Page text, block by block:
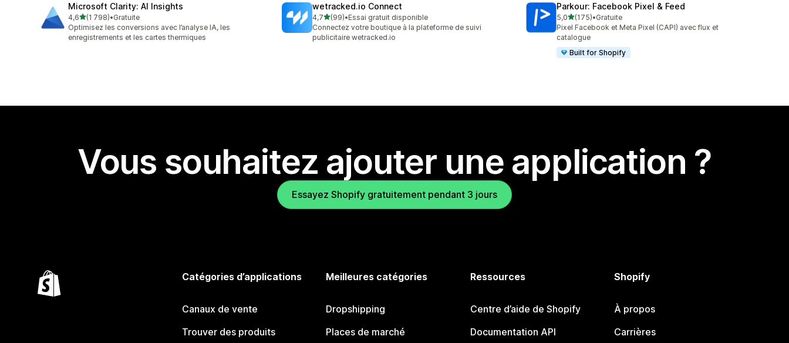
Microsoft Clarity: AI Insights
4,6étoile(s) sur 5
(1 798)
1798 avis au total
•Gratuite
Optimisez les conversions avec l’analyse IA, les
enregistrements et les cartes thermiques
wetracked.io Connect
4,7étoile(s) sur 5
(99)
99 avis au total
•Essai gratuit disponible
Connectez votre boutique à la plateforme de suivi
publicitaire wetracked.io
Parkour: Facebook Pixel & Feed
5,0étoile(s) sur 5
(175)
175 avis au total
•Gratuite
Pixel Facebook et Meta Pixel (CAPI) avec flux et
catalogue
Built for Shopify
Vous souhaitez ajouter une application ?
Essayez Shopify gratuitement pendant 3 jours
Catégories d’applications
Canaux de vente
Trouver des produits
Meilleures catégories
Dropshipping
Places de marché
Ressources
Centre d’aide de Shopify
Documentation API
Shopify
À propos
Carrières